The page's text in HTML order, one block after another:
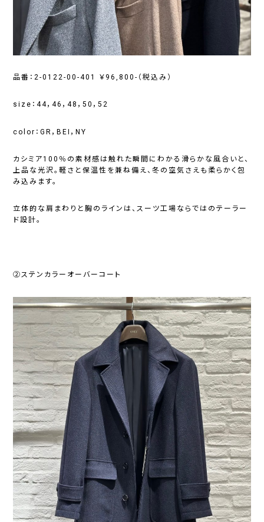
品番：2-0122-00-401 ￥96,800-（税込み）
size：44，46，48，50，52
color：GR，BEI，NY
カシミア100％の素材感は触れた瞬間にわかる滑らかな風合いと、
上品な光沢。軽さと保温性を兼ね備え、冬の空気さえも柔らかく包
み込みます。
立体的な肩まわりと胸のラインは、スーツ工場ならではのテーラー
ド設計。
②ステンカラーオーバーコート